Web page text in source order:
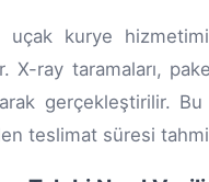
uçak kurye
X-ray taramaları,
gerçekleştirilir.
teslimat süresi